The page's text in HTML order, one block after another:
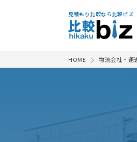
見積もり比較なら比較ビズ
HOME 物流会社・運